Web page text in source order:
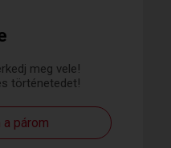
meg vele!
történetedet!
párom